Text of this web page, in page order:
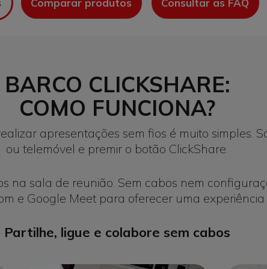
BARCO CLICKSHARE:
COMO FUNCIONA?
apresentações sem fios é muito simples.
ou telemóvel e premir o botão ClickShare.
na sala de reunião. Sem cabos nem
e Google Meet para oferecer uma
Partilhe, ligue e colabore sem cabos